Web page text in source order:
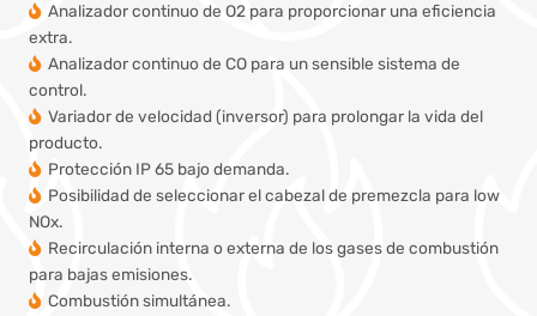
Analizador continuo de O2 para proporcionar una eficiencia
extra.
Analizador continuo de CO para un sensible sistema de
control.
Variador de velocidad (inversor) para prolongar la vida del
producto.
Protección IP 65 bajo demanda.
Posibilidad de seleccionar el cabezal de premezcla para low
NOx.
Recirculación interna o externa de los gases de combustión
para bajas emisiones.
Combustión simultánea.